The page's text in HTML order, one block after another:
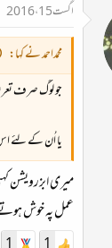
اگست 15، 2016
محمداحمد نے کہا:
جو لوگ صرف
یا اُن کے لئے
میری ابزرویشن
عمل پہ خوش